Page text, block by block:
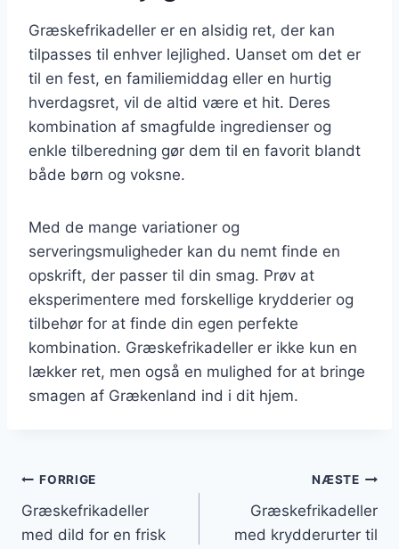
Græskefrikadeller er en alsidig ret, der kan
tilpasses til enhver lejlighed. Uanset om det er
til en fest, en familiemiddag eller en hurtig
hverdagsret, vil de altid være et hit. Deres
kombination af smagfulde ingredienser og
enkle tilberedning gør dem til en favorit blandt
både børn og voksne.
Med de mange variationer og
serveringsmuligheder kan du nemt finde en
opskrift, der passer til din smag. Prøv at
eksperimentere med forskellige krydderier og
tilbehør for at finde din egen perfekte
kombination. Græskefrikadeller er ikke kun en
lækker ret, men også en mulighed for at bringe
smagen af Grækenland ind i dit hjem.
Indlægsnavigation
FORRIGE
Græskefrikadeller
med dild for en frisk
NÆSTE
Græskefrikadeller
med krydderurter til